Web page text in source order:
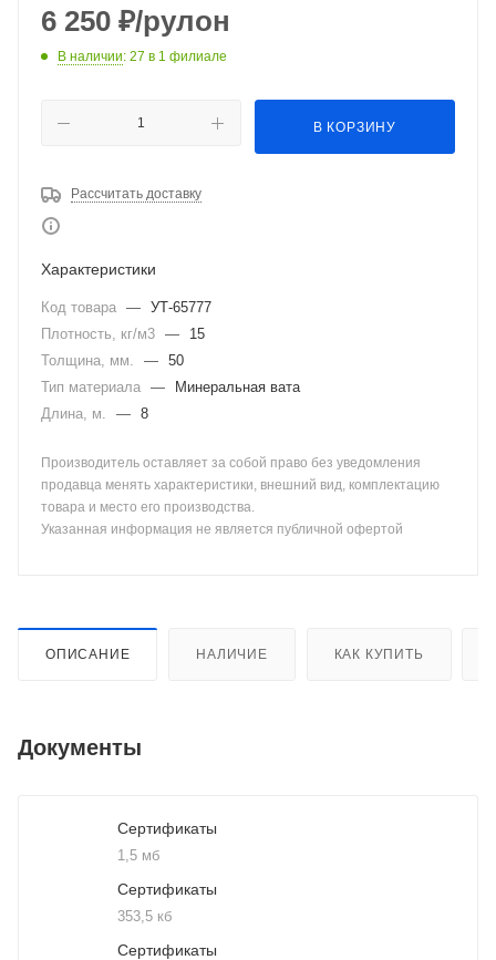
6 250 ₽/рулон
В наличии: 27 в 1 филиале
В КОРЗИНУ
Рассчитать доставку
Характеристики
Код товара — УТ-65777
Плотность, кг/м3 —
15
Толщина, мм.
— 50
Тип материала —
Минеральная вата
Длина, м.
— 8
Производитель оставляет за собой право без уведомления
продавца менять характеристики, внешний вид, комплектацию
товара и место его производства.
Указанная информация не является публичной офертой
ОПИСАНИЕ НАЛИЧИЕ КАК КУПИТЬ
Документы
Сертификаты
1,5 мб
Сертификаты
353,5 кб
Сертификаты